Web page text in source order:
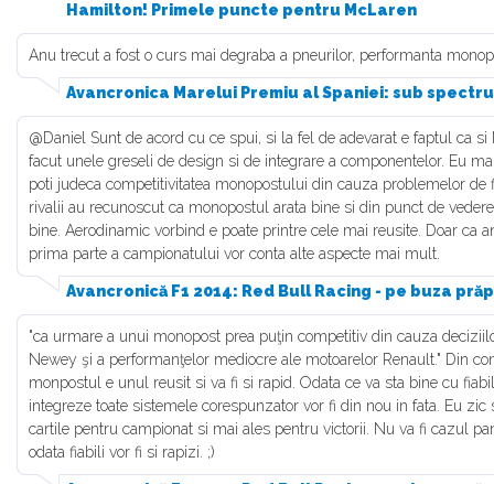
Hamilton! Primele puncte pentru McLaren
Anu trecut a fost o curs mai degraba a pneurilor, performanta
Avancronica Marelui Premiu al Spaniei: sub
@Daniel Sunt de acord cu ce spui, si la fel de adevarat e faptul ca
facut unele greseli de design si de integrare a componentelor. Eu
poti judeca competitivitatea monopostului din cauza problemelor de
rivalii au recunoscut ca monopostul arata bine si din punct de
bine. Aerodinamic vorbind e poate printre cele mai reusite. Doar ca
prima parte a campionatului vor conta alte aspecte mai mult.
Avancronică F1 2014: Red Bull Racing - pe buza
"ca urmare a unui monopost prea puţin competitiv din cauza
Newey şi a performanţelor mediocre ale motoarelor Renault." Din
monpostul e unul reusit si va fi si rapid. Odata ce va sta bine cu
integreze toate sistemele corespunzator vor fi din nou in fata. Eu zic
cartile pentru campionat si mai ales pentru victorii. Nu va fi cazul
odata fiabili vor fi si rapizi. ;)